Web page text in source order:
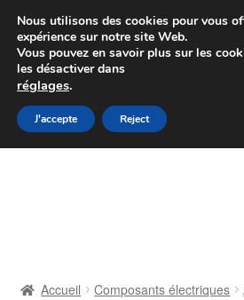
Colissimo livraison à
Du lundi au vendredi
Aller
à
Aller
au
Accueil Composants électriques
Nous utilisons des cookies pour vous
expérience sur notre site Web.
Vous pouvez en savoir plus sur les
les désactiver dans
réglages.
J'accepte Reject